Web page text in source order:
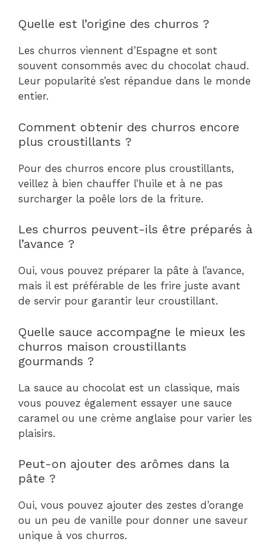
Quelle est l’origine des churros ?
Les churros viennent d’Espagne et sont
souvent consommés avec du chocolat chaud.
Leur popularité s’est répandue dans le monde
entier.
Comment obtenir des churros encore
plus croustillants ?
Pour des churros encore plus croustillants,
veillez à bien chauffer l’huile et à ne pas
surcharger la poêle lors de la friture.
Les churros peuvent-ils être préparés à
l’avance ?
Oui, vous pouvez préparer la pâte à l’avance,
mais il est préférable de les frire juste avant
de servir pour garantir leur croustillant.
Quelle sauce accompagne le mieux les
churros maison croustillants
gourmands ?
La sauce au chocolat est un classique, mais
vous pouvez également essayer une sauce
caramel ou une crème anglaise pour varier les
plaisirs.
Peut-on ajouter des arômes dans la
pâte ?
Oui, vous pouvez ajouter des zestes d’orange
ou un peu de vanille pour donner une saveur
unique à vos churros.